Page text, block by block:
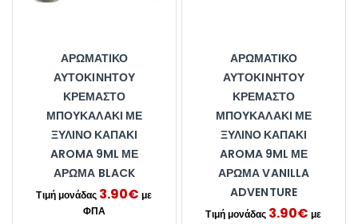
ΑΡΩΜΑΤΙΚΌ
ΑΥΤΟΚΙΝΉΤΟΥ
ΚΡΕΜΑΣΤΌ
ΜΠΟΥΚΑΛΆΚΙ ΜΕ
ΞΎΛΙΝΟ ΚΑΠΆΚΙ
AROMA 9ML ΜΕ
ΆΡΩΜΑ BLACK
3.90€
ΑΡΩΜΑΤΙΚΌ
ΑΥΤΟΚΙΝΉΤΟΥ
ΚΡΕΜΑΣΤΌ
ΜΠΟΥΚΑΛΆΚΙ ΜΕ
ΞΎΛΙΝΟ ΚΑΠΆΚΙ
AROMA 9ML ΜΕ
ΆΡΩΜΑ VANILLA
ADVENTURE
3.90€